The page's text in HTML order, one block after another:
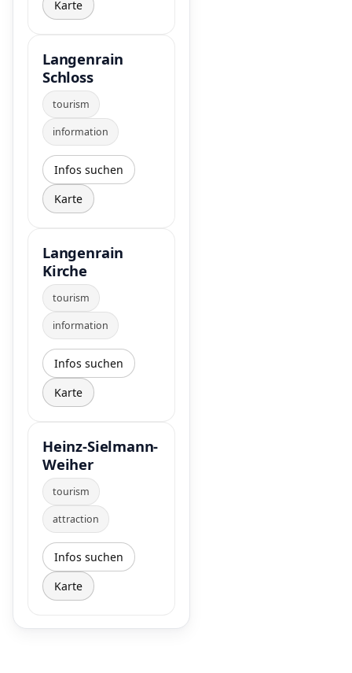
Karte
Langenrain
Schloss
tourism
information
Infos suchen
Karte
Langenrain
Kirche
tourism
information
Infos suchen
Karte
Heinz-Sielmann-
Weiher
tourism
attraction
Infos suchen
Karte